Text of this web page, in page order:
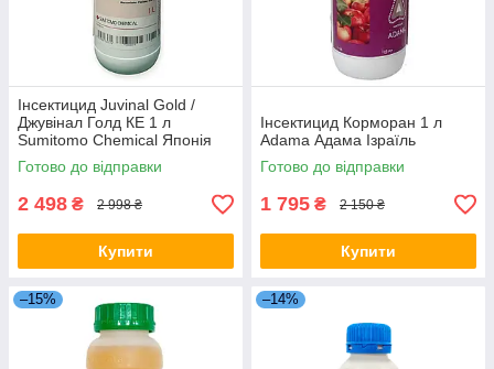
Інсектицид Juvinal Gold /
Джувінал Голд КЕ 1 л
Sumitomo Chemical Японія
Готово до відправки
2 498 ₴ 2 998 ₴
Купити
Інсектицид Корморан 1 л
Аdama Адама Ізраїль
Готово до відправки
1 795 ₴ 2 150 ₴
Купити
–15% –14%